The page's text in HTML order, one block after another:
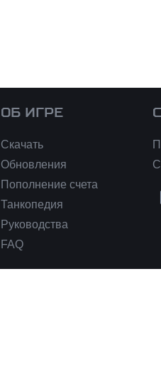
ОБ ИГРЕ
Скачать
Обновления
Пополнение счета
Танкопедия
Руководства
FAQ